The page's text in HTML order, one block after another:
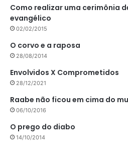
Como realizar uma cerimônia
evangélico
02/02/2015
O corvo e a raposa
28/08/2014
Envolvidos X Comprometidos
28/12/2021
Raabe não ficou em cima do
06/10/2016
O prego do diabo
14/10/2014